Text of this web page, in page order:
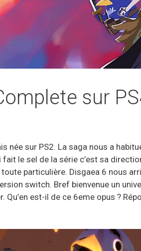
sur
née sur PS2. La saga nous a
le sel de la série c’est sa
particulière. Disgaea 6 nous
switch. Bref bienvenue un
Qu’en est-il de ce 6eme opus ?